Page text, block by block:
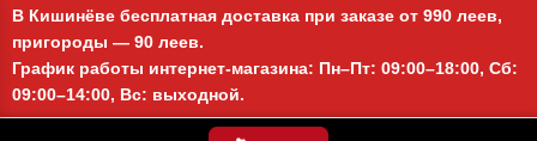
В Кишинёве бесплатная доставка при заказе от 990 леев,
пригороды — 90 леев.
График работы интернет-магазина: Пн–Пт: 09:00–18:00, Сб:
09:00–14:00, Вс: выходной.